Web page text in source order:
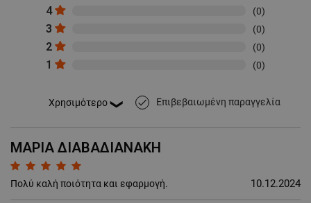
4 (0)
3 (0)
2 (0)
1 (0)
done Επιβεβαιωμένη παραγγελία
ΜΑΡΙΑ ΔΙΑΒΑΔΙΑΝΑΚΗ
Πολύ καλή ποιότητα και εφαρμογή. 10.12.2024